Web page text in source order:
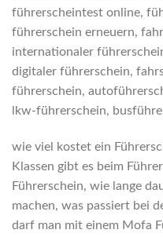
führerscheintest online,
führerschein erneuern,
internationaler
digitaler führerschein,
führerschein,
lkw-führerschein,
wie viel kostet ein
Klassen gibt es beim
Führerschein, wie lange
machen, was passiert bei
darf man mit einem Mofa